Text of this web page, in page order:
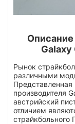
Описание
Galaxy
Рынок
различными
Представленная
производителя
австрийский
отличием
страйкбольного